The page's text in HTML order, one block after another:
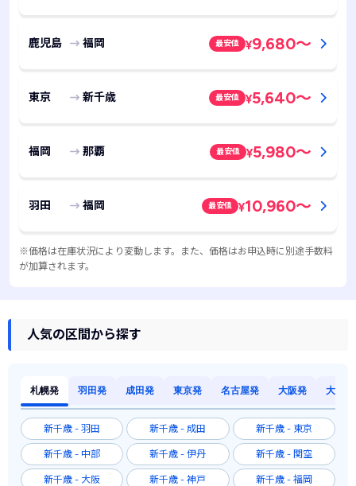
鹿児島 福岡 最安値 ¥9,680～
東京 新千歳 最安値 ¥5,640～
福岡 那覇 最安値 ¥5,980～
羽田 福岡 最安値 ¥10,960～
※価格は在庫状況により変動します。また、価格はお申込時に別途手数料
が加算されます。
人気の区間から探す
札幌発 羽田発 成田発 東京発 名古屋発 大阪発 大阪発
新千歳 - 羽田 新千歳 - 成田 新千歳 - 東京
新千歳 - 中部 新千歳 - 伊丹 新千歳 - 関空
新千歳 - 大阪 新千歳 - 神戸 新千歳 - 福岡